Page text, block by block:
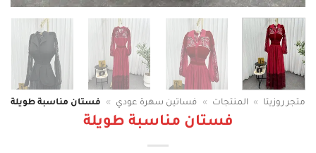
متجر روزيتا » المنتجات » فساتين سهرة عودي » فستان مناسبة طويلة
فستان مناسبة طويلة